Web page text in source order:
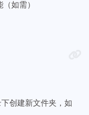
如需）
下创建新文件夹，如